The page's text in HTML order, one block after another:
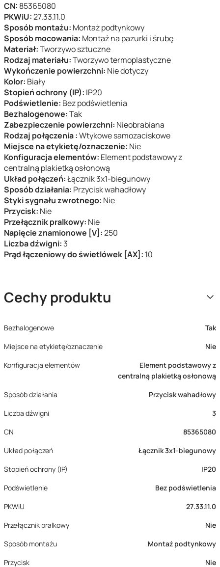
CN: 85365080
PKWiU:27.33.11.0
Sposób montażu: Montaż podtynkowy
Sposób mocowania: Montaż na pazurki i śrubę
Materiał:Tworzywo sztuczne
Rodzaj materiału:Tworzywo termoplastyczne
Wykończenie powierzchni: Nie dotyczy
Kolor: Biały
Stopień ochrony (IP): IP20
Podświetlenie: Bez podświetlenia
Bezhalogenowe:Tak
Zabezpieczenie powierzchni: Nieobrabiana
Rodzaj połączenia :Wtykowe samozaciskowe
Miejsce na etykietę/oznaczenie: Nie
Konfiguracja elementów: Element podstawowy z
centralną plakietką osłonową
Układ połączeń:Łącznik 3x1-biegunowy
Sposób działania: Przycisk wahadłowy
Styki sygnału zwrotnego: Nie
Przycisk: Nie
Przełącznik pralkowy: Nie
Napięcie znamionowe [V]:250
Liczba dźwigni: 3
Prąd łączeniowy do świetlówek [AX]: 10
Cechy produktu
Bezhalogenowe
Tak
Miejsce na etykietę/oznaczenie
Nie
Konfiguracja elementów
Element podstawowy z
centralną plakietką osłonową
Sposób działania
Przycisk wahadłowy
Liczba dźwigni
3
CN
85365080
Układ połączeń
Łącznik 3x1-biegunowy
Stopień ochrony (IP)
IP20
Podświetlenie
Bez podświetlenia
PKWiU
27.33.11.0
Przełącznik pralkowy
Nie
Sposób montażu
Montaż podtynkowy
Przycisk
Nie